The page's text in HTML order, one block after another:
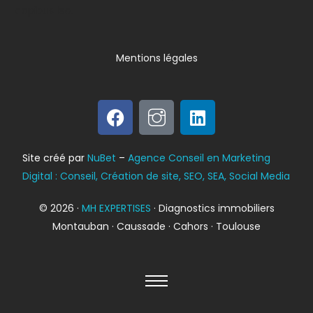
Bilan énergétique
DPE
© 2026 · MH EXPERTISES · Diagnostics immobiliers
Montauban · Caussade · Cahors · Toulouse
Site créé parNuBet –Agence Conseil en Marketing
Digital : Conseil, Création de site, SEO, SEA, Social Media
Mentions légales